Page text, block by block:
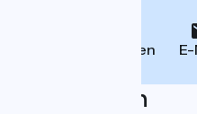
Anrufen
Localisation